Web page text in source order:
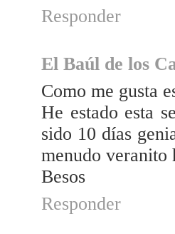
Responder
El Baúl de los
Como me gusta
He estado esta
sido 10 días
menudo veranito
Besos
Responder